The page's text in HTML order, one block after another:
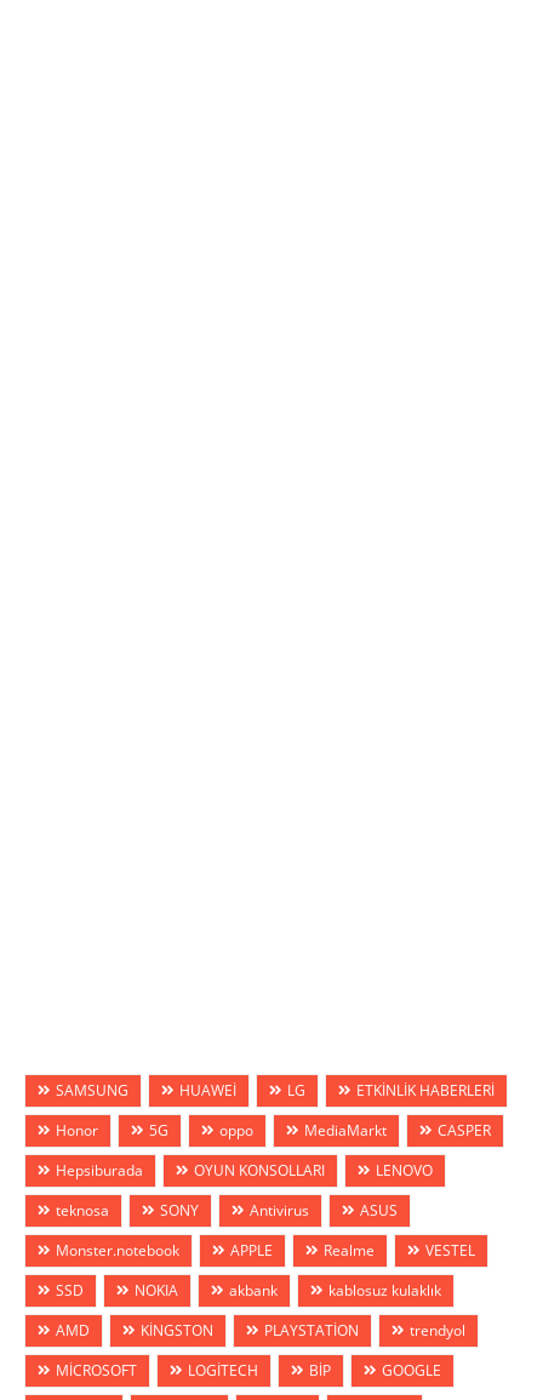
SAMSUNG HUAWEİ LG
ETKİNLİK HABERLERİ
Honor
5G oppo MediaMarkt
CASPER
Hepsiburada
OYUN KONSOLLARI
LENOVO
teknosa
SONY Antivirus
ASUS
Monster.notebook
APPLE Realme
VESTEL
SSD
NOKIA akbank
kablosuz kulaklık
AMD
KİNGSTON PLAYSTATİON
trendyol
MİCROSOFT
LOGİTECH BİP
GOOGLE